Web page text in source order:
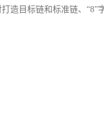
造目标链和标准链、“8”